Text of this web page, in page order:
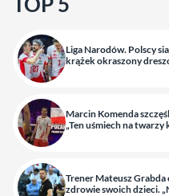
Liga Narodów. Polscy
krążek okraszony
Marcin Komenda
„Ten uśmiech na twarzy
Trener Mateusz Grabda
zdrowie swoich dzieci.